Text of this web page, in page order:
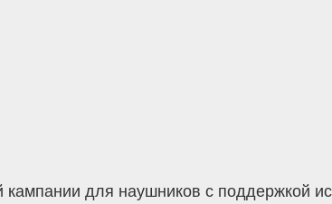
для наушников с поддержкой